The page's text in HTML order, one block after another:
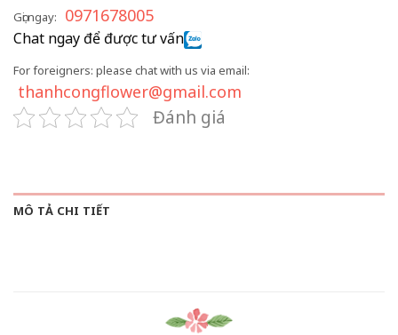
Gọi ngay: 0971678005
Chat ngay để được tư vấn
For foreigners: please chat with us via email:
thanhcongflower@gmail.com
Đánh giá
MÔ TẢ CHI TIẾT